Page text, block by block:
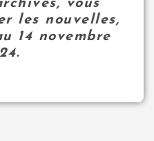
vous
les nouvelles,
14 novembre